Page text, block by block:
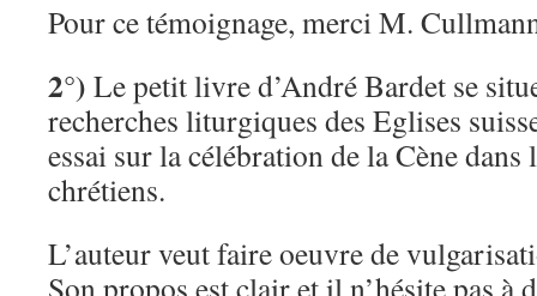
Pour ce témoignage, merci M.
2°) Le petit livre d’André Bardet se
recherches liturgiques des Eglises
essai sur la célébration de la Cène dans
chrétiens.
L’auteur veut faire oeuvre de
Son propos est clair et il n’hésite pas à